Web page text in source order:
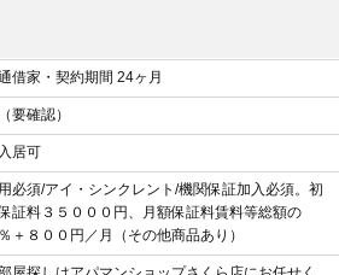
借家・契約期間 24ヶ月
要確認）
居可
必須/アイ・シンクレント/機関保証加入必須。初
証料３５０００円、月額保証料賃料等総額の
＋８００円／月（その他商品あり）